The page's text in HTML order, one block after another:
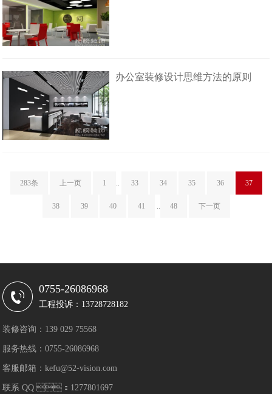
办公室装修设计思维方法的原则
283条 上一页 1 .. 33 34 35 36 37
38 39 40 41 .. 48 下一页
0755-26086968
工程投诉：13728728182
装修咨询：139 029 75568
服务热线：0755-26086968
客服邮箱：kefu@52-vision.com
联系 QQ ：1277801697